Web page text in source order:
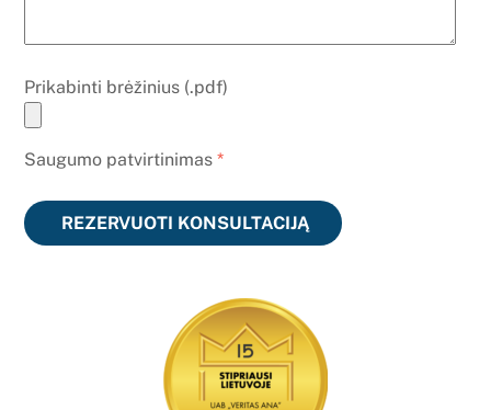
Prikabinti brėžinius (.pdf)
Saugumo patvirtinimas *
REZERVUOTI KONSULTACIJĄ